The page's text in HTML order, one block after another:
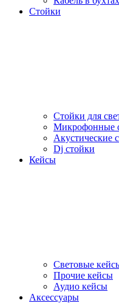
Стойки
Стойки для
Микрофонные
Акустические
Dj стойки
Кейсы
Световые
Прочие кейсы
Аудио кейсы
Аксессуары